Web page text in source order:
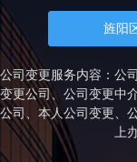
旌阳
公司变更服务内容：公
变更公司、公司变更中
公司、本人公司变更、
上